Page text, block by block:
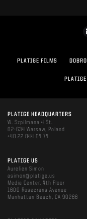
PLATIGE FILMS DOBRO
PLATIGE HEADQUARTERS
W. Szpilmana 4 St.
02-634 Warsaw, Poland
+48 22 844 64 74
PLATIGE US
Aurelien Simon
asimon@platige.us
Media Center, 4th Floor
1600 Rosecrans Avenue
Manhattan Beach, CA 90266